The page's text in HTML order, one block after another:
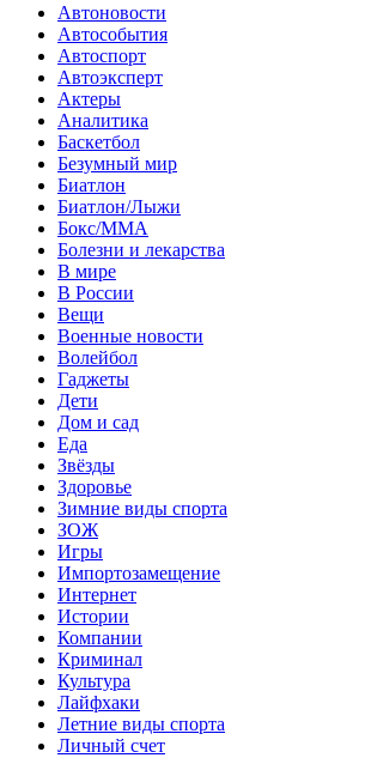
Автоновости
Автособытия
Автоспорт
Автоэксперт
Актеры
Аналитика
Баскетбол
Безумный мир
Биатлон
Биатлон/Лыжи
Бокс/MMA
Болезни и лекарства
В мире
В России
Вещи
Военные новости
Волейбол
Гаджеты
Дети
Дом и сад
Еда
Звёзды
Здоровье
Зимние виды спорта
ЗОЖ
Игры
Импортозамещение
Интернет
Истории
Компании
Криминал
Культура
Лайфхаки
Летние виды спорта
Личный счет